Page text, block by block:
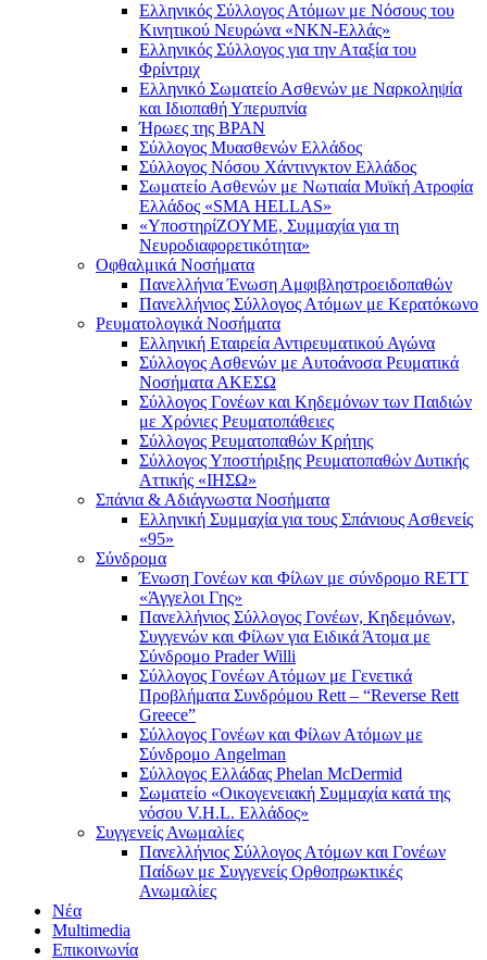
Ελληνικός Σύλλογος Ατόμων με Νόσους του
Κινητικού Νευρώνα «ΝΚΝ-Ελλάς»
Ελληνικός Σύλλογος για την Αταξία του
Φρίντριχ
Ελληνικό Σωματείο Ασθενών με Ναρκοληψία
και Ιδιοπαθή Υπερυπνία
Ήρωες της BPAN
Σύλλογος Μυασθενών Ελλάδος
Σύλλογος Νόσου Χάντινγκτον Ελλάδος
Σωματείο Ασθενών με Νωτιαία Μυϊκή Ατροφία
Ελλάδος «SMA HELLAS»
«ΥποστηρίΖΟΥΜΕ, Συμμαχία για τη
Νευροδιαφορετικότητα»
Οφθαλμικά Νοσήματα
Πανελλήνια Ένωση Αμφιβληστροειδοπαθών
Πανελλήνιος Σύλλογος Ατόμων με Κερατόκωνο
Ρευματολογικά Νοσήματα
Ελληνική Εταιρεία Αντιρευματικού Αγώνα
Σύλλογος Ασθενών με Αυτοάνοσα Ρευματικά
Νοσήματα ΑΚΕΣΩ
Σύλλογος Γονέων και Κηδεμόνων των Παιδιών
με Χρόνιες Ρευματοπάθειες
Σύλλογος Ρευματοπαθών Κρήτης
Σύλλογος Υποστήριξης Ρευματοπαθών Δυτικής
Αττικής «ΙΗΣΩ»
Σπάνια & Αδιάγνωστα Νοσήματα
Ελληνική Συμμαχία για τους Σπάνιους Ασθενείς
«95»
Σύνδρομα
Ένωση Γονέων και Φίλων με σύνδρομο RETT
«Άγγελοι Γης»
Πανελλήνιος Σύλλογος Γονέων, Κηδεμόνων,
Συγγενών και Φίλων για Ειδικά Άτομα με
Σύνδρομο Prader Willi
Σύλλογος Γονέων Ατόμων με Γενετικά
Προβλήματα Συνδρόμου Rett – “Reverse Rett
Greece”
Σύλλογος Γονέων και Φίλων Ατόμων με
Σύνδρομο Angelman
Σύλλογος Ελλάδας Phelan McDermid
Σωματείο «Οικογενειακή Συμμαχία κατά της
νόσου V.H.L. Ελλάδος»
Συγγενείς Ανωμαλίες
Πανελλήνιος Σύλλογος Ατόμων και Γονέων
Παίδων με Συγγενείς Ορθοπρωκτικές
Ανωμαλίες
Νέα
Multimedia
Επικοινωνία